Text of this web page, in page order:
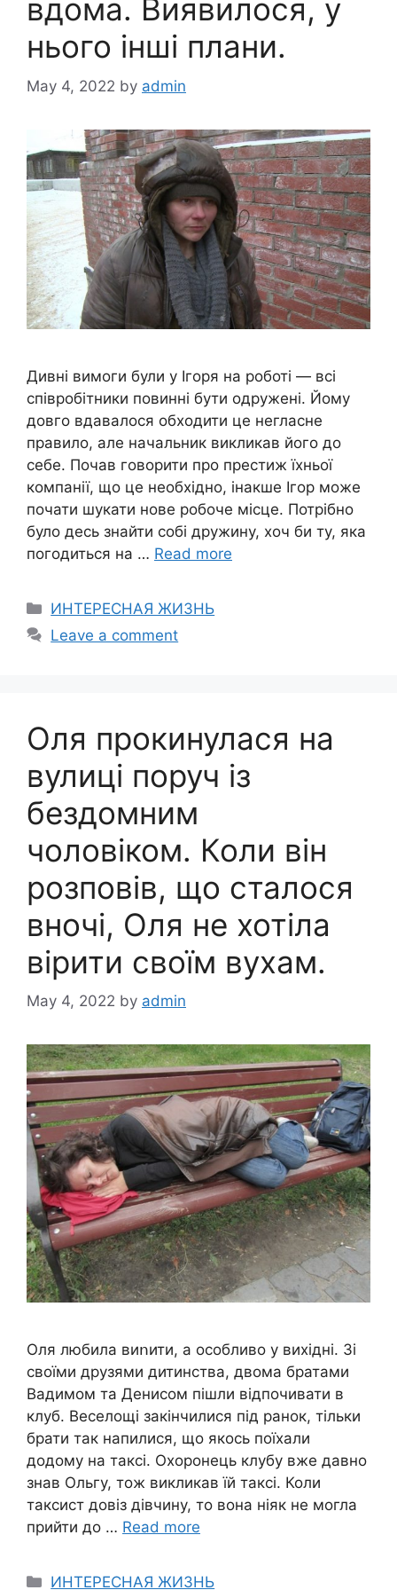
вдома. Виявилося, у
нього інші плани.
May 4, 2022 by admin
Дивні вимоги були у Ігоря на роботі — всі
співробітники повинні бути одружені. Йому
довго вдавалося обходити це негласне
правило, але начальник викликав його до
себе. Почав говорити про престиж їхньої
компанії, що це необхідно, інакше Ігор може
почати шукати нове робоче місце. Потрібно
було десь знайти собі дружину, хоч би ту, яка
погодиться на … Read more
Categories
ИНТЕРЕСНАЯ ЖИЗНЬ
Leave a comment
Оля прокинулася на
вулиці поруч із
бездомним
чоловіком. Коли він
розповів, що сталося
вночі, Оля не хотіла
вірити своїм вухам.
May 4, 2022 by admin
Оля любила виոити, а особливо у вихідні. Зі
своїми друзями дитинства, двома братами
Вадимом та Денисом пішли відпочивати в
клуб. Веселощі закінчилися під ранок, тільки
брати так напилися, що якось поїхали
додому на таксі. Охоронець клубу вже давно
знав Ольгу, тож викликав їй таксі. Коли
таксист довіз дівчину, то вона ніяк не могла
прийти до … Read more
Categories
ИНТЕРЕСНАЯ ЖИЗНЬ